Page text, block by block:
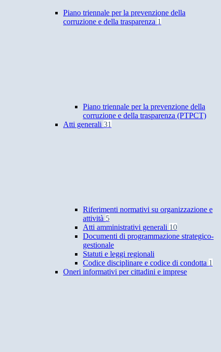
Piano triennale per la prevenzione della
corruzione e della trasparenza 1
Piano triennale per la prevenzione della
corruzione e della trasparenza (PTPCT)
Atti generali 31
Riferimenti normativi su organizzazione e
attività 5
Atti amministrativi generali 10
Documenti di programmazione strategico-
gestionale
Statuti e leggi regionali
Codice disciplinare e codice di condotta 1
Oneri informativi per cittadini e imprese